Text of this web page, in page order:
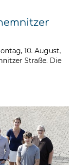
10. August,
Straße. Die